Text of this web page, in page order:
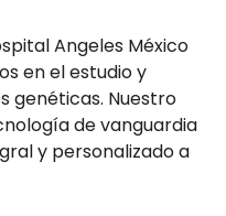
Angeles México
en el estudio y
genéticas. Nuestro
de vanguardia
y personalizado a